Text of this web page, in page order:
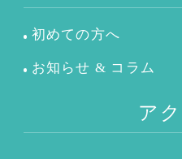
初めての方へ
お知らせ & コラム
ア